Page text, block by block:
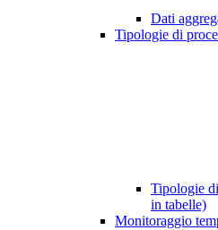
Dati
Tipologie di
Tipologie
in tabelle)
Monitoraggio